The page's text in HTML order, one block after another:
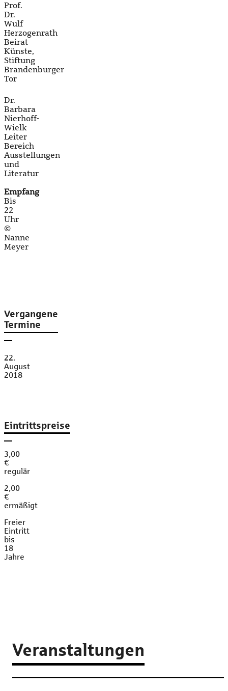
Prof.
Dr.
Wulf
Herzogenrath
Beirat
Künste,
Stiftung
Brandenburger
Tor
Dr.
Barbara
Nierhoff-
Wielk
Leiter
Bereich
Ausstellungen
und
Literatur
Empfang
Bis
22
Uhr
©
Nanne
Meyer
Vergangene
Termine
22.
August
2018
Eintrittspreise
3,00
€
regulär
2,00
€
ermäßigt
Freier
Eintritt
bis
18
Jahre
Veranstaltungen